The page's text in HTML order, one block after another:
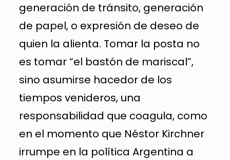
generación de tránsito, generación
de papel, o expresión de deseo de
quien la alienta. Tomar la posta no
es tomar “el bastón de mariscal”,
sino asumirse hacedor de los
tiempos venideros, una
responsabilidad que coagula, como
en el momento que Néstor Kirchner
irrumpe en la política Argentina a